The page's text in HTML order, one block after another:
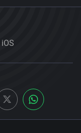
iOS